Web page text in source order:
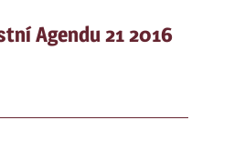
Agendu 21 2016